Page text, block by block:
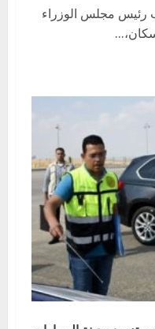
رئيس مجلس الوزراء